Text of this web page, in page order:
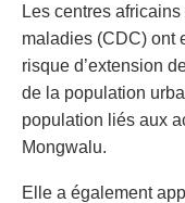
Les centres
maladies (CDC) ont
risque d’extension
de la population
population liés aux
Mongwalu.
Elle a également